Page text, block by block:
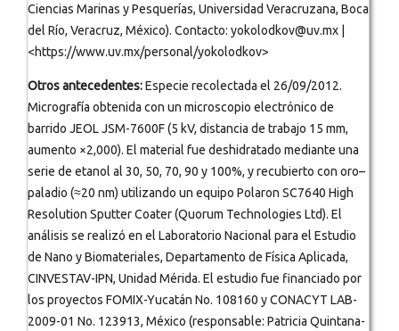
Ciencias Marinas y Pesquerías, Universidad Veracruzana, Boca
del Río, Veracruz, México). Contacto: yokolodkov@uv.mx |
<https://www.uv.mx/personal/yokolodkov>
Otros antecedentes:Especie recolectada el 26/09/2012.
Micrografía obtenida con un microscopio electrónico de
barrido JEOL JSM-7600F (5 kV, distancia de trabajo 15 mm,
aumento ×2,000). El material fue deshidratado mediante una
serie de etanol al 30, 50, 70, 90 y 100%, y recubierto con oro–
paladio (≈20 nm) utilizando un equipo Polaron SC7640 High
Resolution Sputter Coater (Quorum Technologies Ltd). El
análisis se realizó en el Laboratorio Nacional para el Estudio
de Nano y Biomateriales, Departamento de Física Aplicada,
CINVESTAV-IPN, Unidad Mérida. El estudio fue financiado por
los proyectos FOMIX-Yucatán No. 108160 y CONACYT LAB-
2009-01 No. 123913, México (responsable: Patricia Quintana-